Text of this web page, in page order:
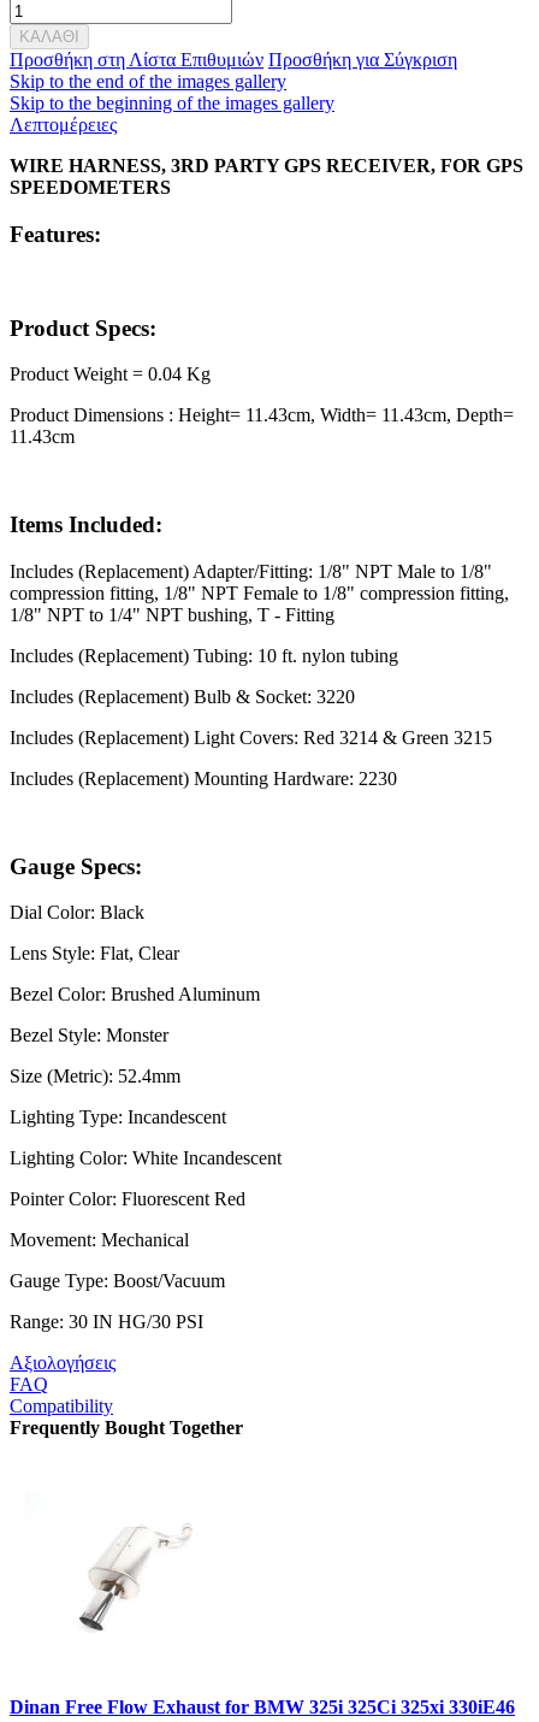
ΚΑΛΑΘΙ
Προσθήκη στη Λίστα Επιθυμιών Προσθήκη για Σύγκριση
Skip to the end of the images gallery
Skip to the beginning of the images gallery
Λεπτομέρειες
WIRE HARNESS, 3RD PARTY GPS RECEIVER, FOR GPS
SPEEDOMETERS
Features:
Product Specs:
Product Weight = 0.04 Kg
Product Dimensions : Height= 11.43cm, Width= 11.43cm, Depth=
11.43cm
Items Included:
Includes (Replacement) Adapter/Fitting: 1/8" NPT Male to 1/8"
compression fitting, 1/8" NPT Female to 1/8" compression fitting,
1/8" NPT to 1/4" NPT bushing, T - Fitting
Includes (Replacement) Tubing: 10 ft. nylon tubing
Includes (Replacement) Bulb & Socket: 3220
Includes (Replacement) Light Covers: Red 3214 & Green 3215
Includes (Replacement) Mounting Hardware: 2230
Gauge Specs:
Dial Color: Black
Lens Style: Flat, Clear
Bezel Color: Brushed Aluminum
Bezel Style: Monster
Size (Metric): 52.4mm
Lighting Type: Incandescent
Lighting Color: White Incandescent
Pointer Color: Fluorescent Red
Movement: Mechanical
Gauge Type: Boost/Vacuum
Range: 30 IN HG/30 PSI
Αξιολογήσεις
FAQ
Compatibility
Frequently Bought Together
Dinan Free Flow Exhaust for BMW 325i 325Ci 325xi 330iE46